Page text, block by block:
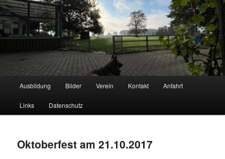
Schäferhundeverein OG Lauingen
Zum
Inhalt
Ausbildung Bilder Verein Kontakt Anfahrt
Links Datenschutz
Oktoberfest am 21.10.2017